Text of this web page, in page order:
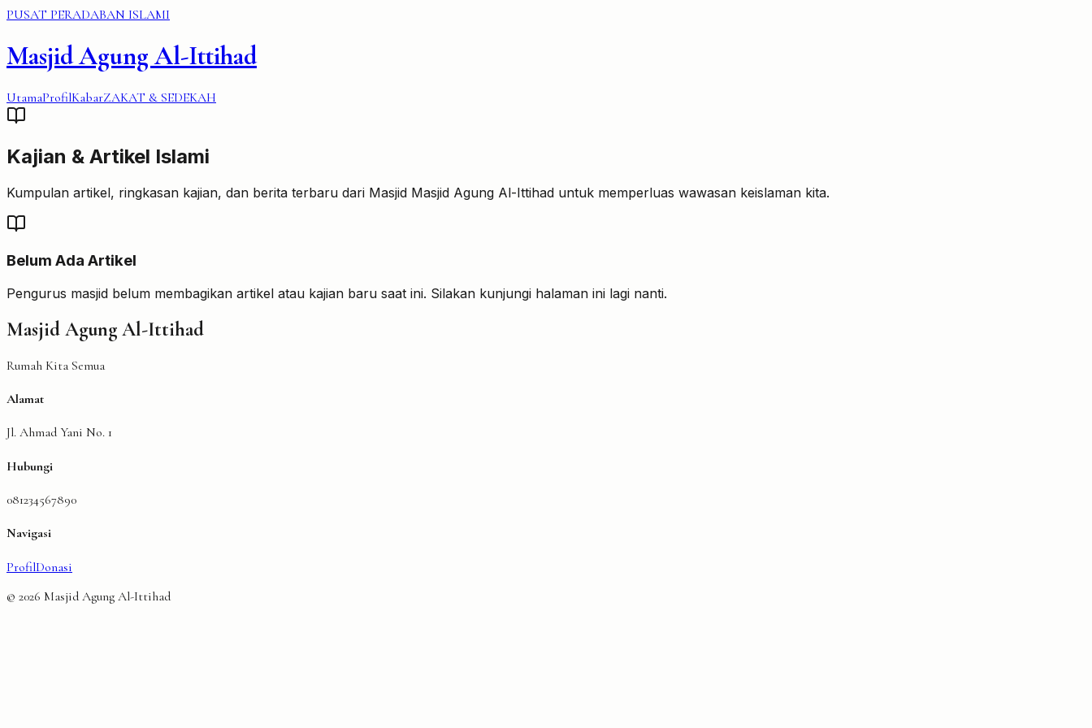
PUSAT PERADABAN ISLAMI
Masjid Agung Al-Ittihad
UtamaProfilKabarZAKAT & SEDEKAH
Kajian & Artikel Islami
Kumpulan artikel, ringkasan kajian, dan berita terbaru dari Masjid Masjid Agung Al-Ittihad untuk memperluas wawasan keislaman kita.
Belum Ada Artikel
Pengurus masjid belum membagikan artikel atau kajian baru saat ini. Silakan kunjungi halaman ini lagi nanti.
Masjid Agung Al-Ittihad
Rumah Kita Semua
Alamat
Jl. Ahmad Yani No. 1
Hubungi
081234567890
Navigasi
ProfilDonasi
© 2026 Masjid Agung Al-Ittihad